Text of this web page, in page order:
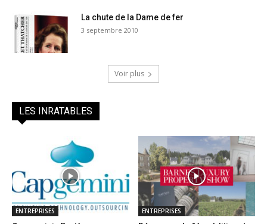
La chute de la Dame de fer
3 septembre 2010
Voir plus
LES INRATABLES
ENTREPRISES ENTREPRISES